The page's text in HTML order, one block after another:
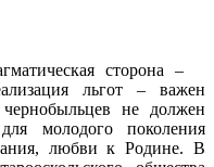
сторона –
льгот – важен
не должен
молодого поколения
любви к Родине. В